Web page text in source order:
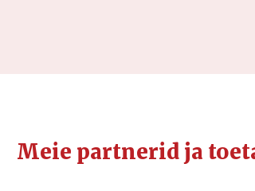
Meie partnerid ja